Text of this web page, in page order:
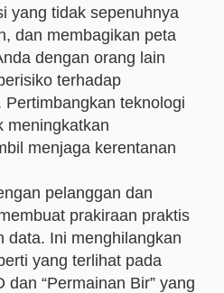
yang tidak sepenuhnya
dan membagikan peta
dengan orang lain
terhadap
Pertimbangkan teknologi
meningkatkan
menjaga kerentanan
pelanggan dan
prakiraan praktis
data. Ini menghilangkan
yang terlihat pada
dan “Permainan Bir” yang